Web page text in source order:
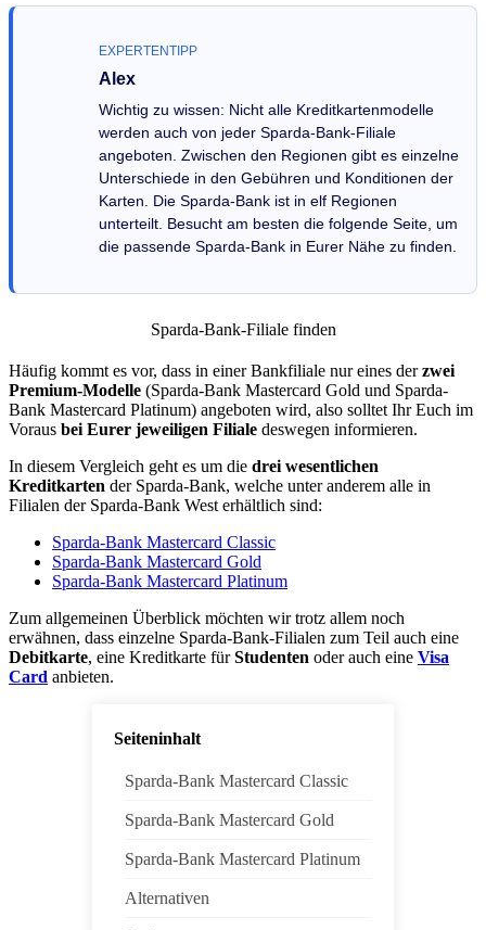
EXPERTENTIPP
Alex
Wichtig zu wissen: Nicht alle Kreditkartenmodelle
werden auch von jeder Sparda-Bank-Filiale
angeboten. Zwischen den Regionen gibt es einzelne
Unterschiede in den Gebühren und Konditionen der
Karten. Die Sparda-Bank ist in elf Regionen
unterteilt. Besucht am besten die folgende Seite, um
die passende Sparda-Bank in Eurer Nähe zu finden.
Sparda-Bank-Filiale finden
Häufig kommt es vor, dass in einer Bankfiliale nur eines derzwei
Premium-Modelle (Sparda-Bank Mastercard Gold und Sparda-
Bank Mastercard Platinum) angeboten wird, also solltet Ihr Euch im
Voraus bei Eurer jeweiligen Filiale deswegen informieren.
In diesem Vergleich geht es um die drei wesentlichen
Kreditkarten der Sparda-Bank, welche unter anderem alle in
Filialen der Sparda-Bank West erhältlich sind:
Sparda-Bank Mastercard Classic
Sparda-Bank Mastercard Gold
Sparda-Bank Mastercard Platinum
Zum allgemeinen Überblick möchten wir trotz allem noch
erwähnen, dass einzelne Sparda-Bank-Filialen zum Teil auch eine
Debitkarte, eine Kreditkarte fürStudenten oder auch eine Visa
Card anbieten.
Seiteninhalt
Sparda-Bank Mastercard Classic
Sparda-Bank Mastercard Gold
Sparda-Bank Mastercard Platinum
Alternativen